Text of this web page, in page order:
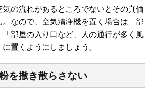
気の流れがあるところでないとその真価
。なので、空気清浄機を置く場合は、部
「部屋の入り口など、人の通行が多く風
置くようにしましょう。
を撒き散らさない